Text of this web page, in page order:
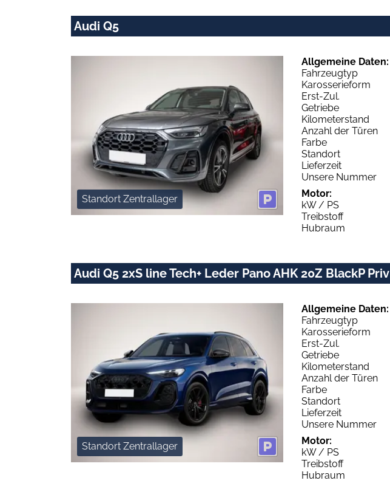
Audi Q5
Standort Zentrallager
Allgemeine Daten:
Fahrzeugtyp
Karosserieform
Erst-Zul.
Getriebe
Kilometerstand
Anzahl der Türen
Farbe
Standort
Lieferzeit
Unsere Nummer
Motor:
kW / PS
Treibstoff
Hubraum
Audi Q5 2xS line Tech+ Leder Pano AHK 20Z BlackP Priv
Standort Zentrallager
Allgemeine Daten:
Fahrzeugtyp
Karosserieform
Erst-Zul.
Getriebe
Kilometerstand
Anzahl der Türen
Farbe
Standort
Lieferzeit
Unsere Nummer
Motor:
kW / PS
Treibstoff
Hubraum